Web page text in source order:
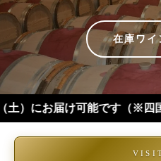
在庫ワイ
（※四国・中国・九州・沖